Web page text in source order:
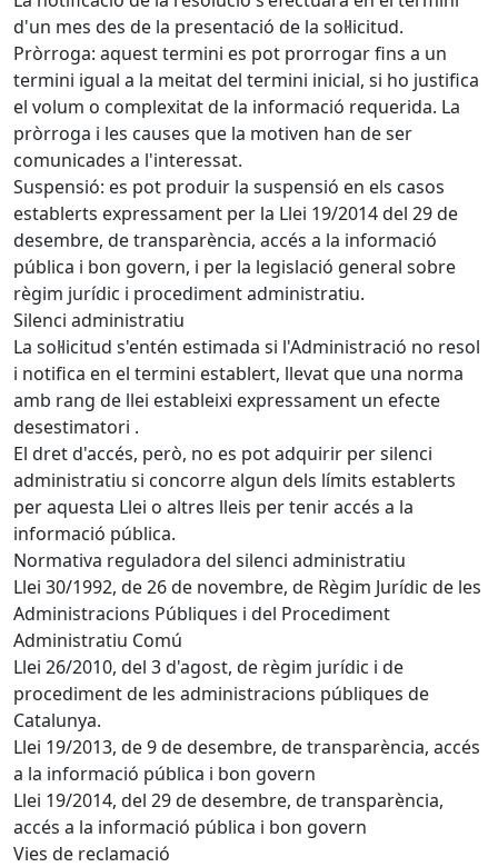
d'un mes des de la presentació de la sol·licitud.
Pròrroga: aquest termini es pot prorrogar fins a un
termini igual a la meitat del termini inicial, si ho justifica
el volum o complexitat de la informació requerida. La
pròrroga i les causes que la motiven han de ser
comunicades a l'interessat.
Suspensió: es pot produir la suspensió en els casos
establerts expressament per la Llei 19/2014 del 29 de
desembre, de transparència, accés a la informació
pública i bon govern, i per la legislació general sobre
règim jurídic i procediment administratiu.
Silenci administratiu
La sol·licitud s'entén estimada si l'Administració no resol
i notifica en el termini establert, llevat que una norma
amb rang de llei estableixi expressament un efecte
desestimatori .
El dret d'accés, però, no es pot adquirir per silenci
administratiu si concorre algun dels límits establerts
per aquesta Llei o altres lleis per tenir accés a la
informació pública.
Normativa reguladora del silenci administratiu
Llei 30/1992, de 26 de novembre, de Règim Jurídic de les
Administracions Públiques i del Procediment
Administratiu Comú
Llei 26/2010, del 3 d'agost, de règim jurídic i de
procediment de les administracions públiques de
Catalunya.
Llei 19/2013, de 9 de desembre, de transparència, accés
a la informació pública i bon govern
Llei 19/2014, del 29 de desembre, de transparència,
accés a la informació pública i bon govern
Vies de reclamació